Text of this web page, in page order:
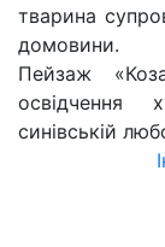
тварина
домовини.
Пейзаж
освідчення
синівській